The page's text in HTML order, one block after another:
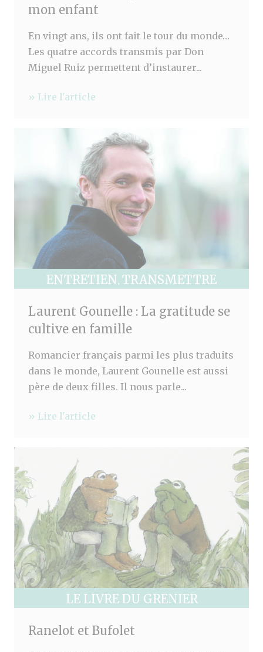
mon enfant
En vingt ans, ils ont fait le tour du monde…
Les quatre accords transmis par Don
Miguel Ruiz permettent d’instaurer...
» Lire l'article
ENTRETIEN, TRANSMETTRE
Laurent Gounelle : La gratitude se
cultive en famille
Romancier français parmi les plus traduits
dans le monde, Laurent Gounelle est aussi
père de deux filles. Il nous parle...
» Lire l'article
LE LIVRE DU GRENIER
Ranelot et Bufolet